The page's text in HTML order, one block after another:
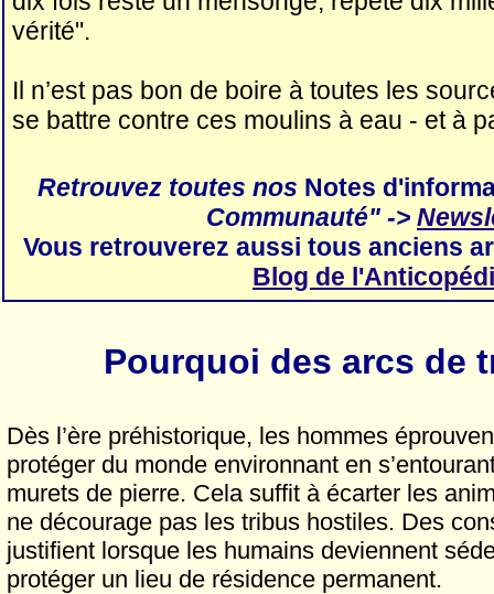
vérité".
Il n’est pas bon de boire à toutes les
se battre contre ces moulins à eau - et à
Retrouvez toutes nos Notes
Communauté" ->
Vous retrouverez aussi tous anciens
Blog de
Pourquoi des arcs de
Dès l’ère préhistorique, les hommes
protéger du monde environnant en
murets de pierre. Cela suffit à écarter les
ne décourage pas les tribus hostiles. Des
justifient lorsque les humains deviennent
protéger un lieu de résidence permanent.